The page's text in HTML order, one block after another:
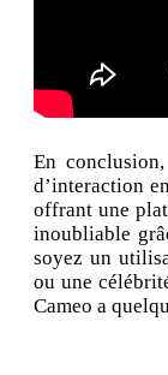
En
d’interaction
offrant une
inoubliable
soyez un
ou une
Cameo a